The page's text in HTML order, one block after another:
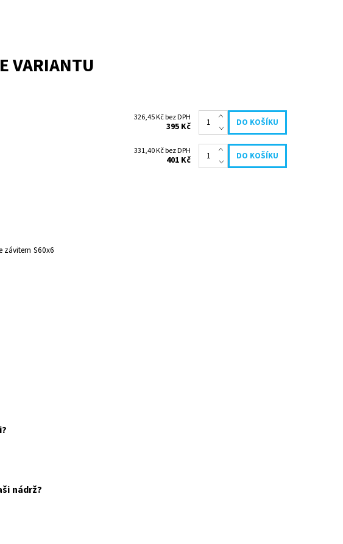
VARIANTU
326,45 Kč bez DPH
395 Kč
331,40 Kč bez DPH
401 Kč
závitem S60x6
nádrž?